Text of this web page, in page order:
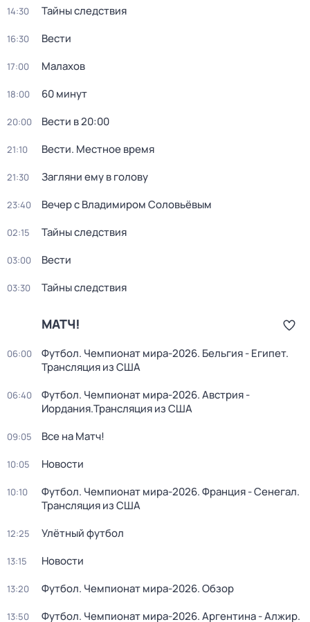
14:30 Тайны следствия
16:30 Вести
17:00 Малахов
18:00 60 минут
20:00 Вести в 20:00
21:10 Вести. Местное время
21:30 Загляни ему в голову
23:40 Вечер с Владимиром Соловьёвым
02:15 Тайны следствия
03:00 Вести
03:30 Тайны следствия
МАТЧ!
06:00
Футбол. Чемпионат мира-2026. Бельгия - Египет.
Трансляция из США
06:40
Футбол. Чемпионат мира-2026. Австрия -
Иордания.Трансляция из США
09:05 Все на Матч!
10:05 Новости
10:10
Футбол. Чемпионат мира-2026. Франция - Сенегал.
Трансляция из США
12:25 Улётный футбол
13:15 Новости
13:20 Футбол. Чемпионат мира-2026. Обзор
13:50
Футбол. Чемпионат мира-2026. Аргентина - Алжир.